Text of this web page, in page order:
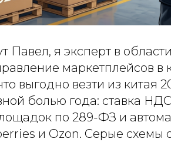
Павел, я эксперт в
маркетплейсов в
выгодно везти из китая
болью года: ставка
по 289-ФЗ и
и Ozon. Серые схемы